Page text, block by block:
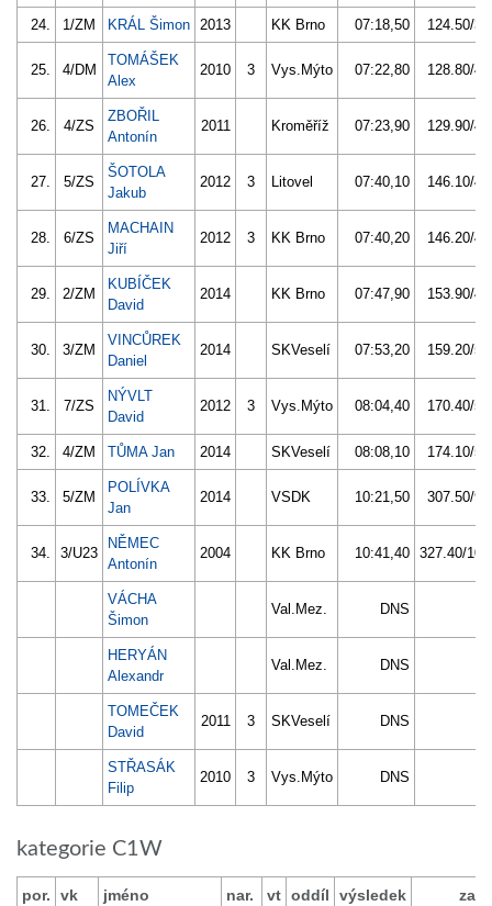
24. 1/ZM KRÁL Šimon 2013 KK Brno 07:18,50 124.50/
25. 4/DM
TOMÁŠEK
Alex
2010 3 Vys.Mýto 07:22,80 128.80/
26. 4/ZS
ZBOŘIL
Antonín
2011 Kroměříž 07:23,90 129.90/
27. 5/ZS
ŠOTOLA
Jakub
2012 3 Litovel 07:40,10 146.10/
28. 6/ZS
MACHAIN
Jiří
2012 3 KK Brno 07:40,20 146.20/
29. 2/ZM
KUBÍČEK
David
2014 KK Brno 07:47,90 153.90/
30. 3/ZM
VINCŮREK
Daniel
2014 SKVeselí 07:53,20 159.20/
31. 7/ZS
NÝVLT
David
2012 3 Vys.Mýto 08:04,40 170.40/
32. 4/ZM TŮMA Jan 2014 SKVeselí 08:08,10 174.10/
33. 5/ZM
POLÍVKA
Jan
2014 VSDK 10:21,50 307.50/
34. 3/U23
NĚMEC
Antonín
2004 KK Brno 10:41,40 327.40/
VÁCHA
Šimon
Val.Mez. DNS
HERYÁN
Alexandr
Val.Mez. DNS
TOMEČEK
David
2011 3 SKVeselí DNS
STŘASÁK
Filip
2010 3 Vys.Mýto DNS
kategorie C1W
por. vk jméno nar. vt oddíl výsledek
za